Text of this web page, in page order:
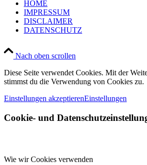
HOME
IMPRESSUM
DISCLAIMER
DATENSCHUTZ
Nach oben scrollen
Diese Seite verwendet Cookies. Mit der
stimmst du die Verwendung von Cookies zu.
Einstellungen akzeptierenEinstellungen
Cookie- und
Wie wir Cookies verwenden